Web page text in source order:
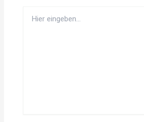
eingeben…